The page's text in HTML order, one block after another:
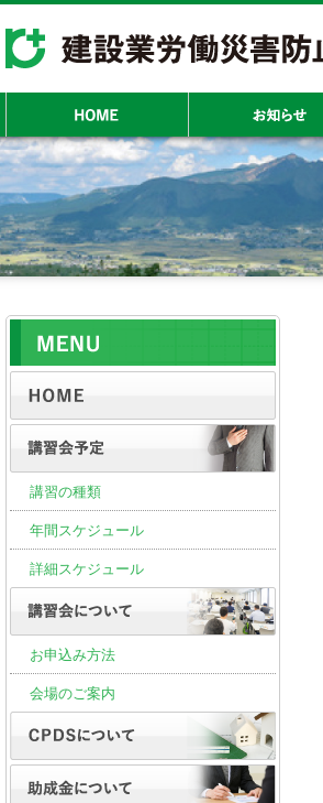
講習の種類
年間スケジュール
詳細スケジュール
お申込み方法
会場のご案内